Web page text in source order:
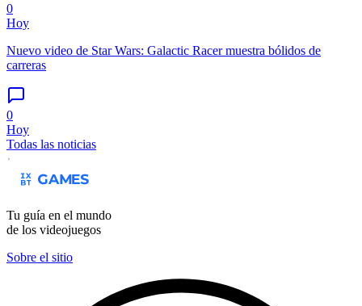
0
Hoy
Nuevo video de Star Wars: Galactic Racer muestra bólidos de
carreras
0
Hoy
Todas las noticias
Tu guía en el mundo
de los videojuegos
Sobre el sitio